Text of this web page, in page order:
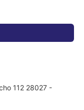
112 28027 -